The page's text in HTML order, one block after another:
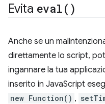
Evita eval( )
Anche se un
direttamente lo script,
ingannare la tua
inserito in JavaScript
new Function() ,